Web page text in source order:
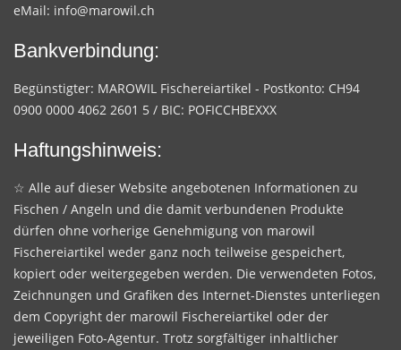
eMail: info@marowil.ch
Bankverbindung:
Begünstigter: MAROWIL Fischereiartikel - Postkonto: CH94
0900 0000 4062 2601 5 / BIC: POFICCHBEXXX
Haftungshinweis:
☆ Alle auf dieser Website angebotenen Informationen zu
Fischen / Angeln und die damit verbundenen Produkte
dürfen ohne vorherige Genehmigung von marowil
Fischereiartikel weder ganz noch teilweise gespeichert,
kopiert oder weitergegeben werden. Die verwendeten Fotos,
Zeichnungen und Grafiken des Internet-Dienstes unterliegen
dem Copyright der marowil Fischereiartikel oder der
jeweiligen Foto-Agentur. Trotz sorgfältiger inhaltlicher